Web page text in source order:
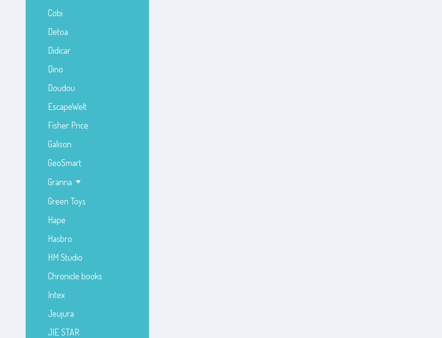
Cobi
Detoa
Didicar
Dino
Doudou
EscapeWelt
Fisher Price
Galison
GeoSmart
Granna
Green Toys
Hape
Hasbro
HM Studio
Chronicle books
Intex
Jeujura
JIE STAR